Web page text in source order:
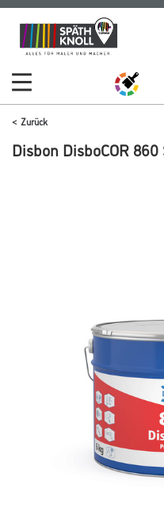
Zum
Inhalt
Zum
Navigationsmenü
Zurück
Disbon DisboCOR